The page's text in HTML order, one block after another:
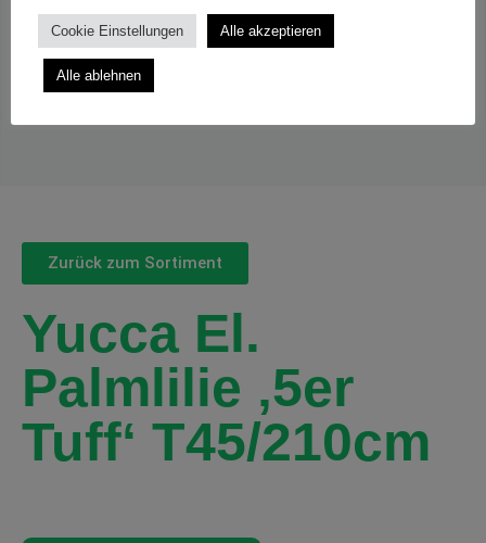
Zurück zum Sortiment
Yucca El.
Palmlilie ‚5er
Tuff‘ T45/210cm
Cookie Einstellungen Alle akzeptieren
Alle ablehnen